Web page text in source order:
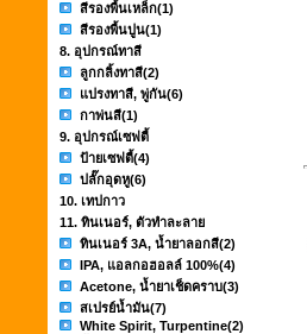
สีรองพื้นเหล็ก(1)
สีรองพื้นปูน(1)
8. อุปกรณ์ทาสี
ลูกกลิ้งทาสี(2)
แปรงทาสี, พู่กัน(6)
กาพ่นสี(1)
9. อุปกรณ์เซฟตี้
ป้ายเซฟตี้(4)
ปลั๊กอุดหู(6)
10. เทปกาว
11. ทินเนอร์, ตัวทำละลาย
ทินเนอร์ 3A, น้ำยาลอกสี(2)
IPA, แอลกอฮอลล์ 100%(4)
Acetone, น้ำยาเช็ดคราบ(3)
สเปรย์น้ำมัน(7)
White Spirit, Turpentine(2)